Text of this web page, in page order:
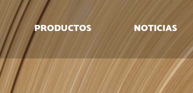
PRODUCTOS NOTICIAS